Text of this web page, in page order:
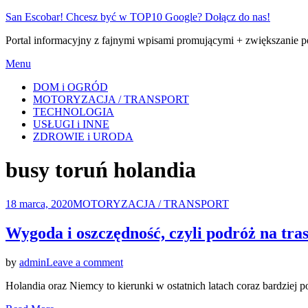
Skip
content
San Escobar! Chcesz być w TOP10 Google? Dołącz do nas!
Portal informacyjny z fajnymi wpisami promującymi + zwiększanie
Menu
DOM i OGRÓD
MOTORYZACJA / TRANSPORT
TECHNOLOGIA
USŁUGI i INNE
ZDROWIE i URODA
Tag
:
busy toruń holandia
Posted
18 marca, 2020MOTORYZACJA / TRANSPORT
Wygoda i oszczędność, czyli podróż na
by adminLeave a commenton
i
Holandia oraz Niemcy to kierunki w ostatnich latach coraz